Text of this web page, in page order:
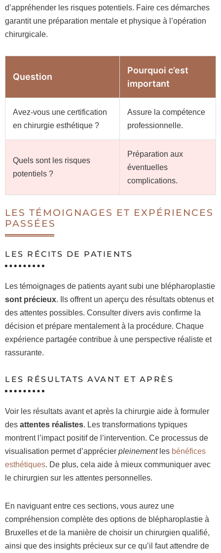
d’appréhender les risques potentiels. Faire ces démarches
garantit une préparation mentale et physique à l’opération
chirurgicale.
Question
Pourquoi c’est
important
Avez-vous une certification
en chirurgie esthétique ?
Assure la compétence
professionnelle.
Quels sont les risques
potentiels ?
Préparation aux
éventuelles
complications.
LES TÉMOIGNAGES ET EXPÉRIENCES
PASSÉES
LES RÉCITS DE PATIENTS
Les témoignages de patients ayant subi une blépharoplastie
sont précieux. Ils offrent un aperçu des résultats obtenus et
des attentes possibles. Consulter divers avis confirme la
décision et prépare mentalement à la procédure. Chaque
expérience partagée contribue à une perspective réaliste et
rassurante.
LES RÉSULTATS AVANT ET APRÈS
Voir les résultats avant et après la chirurgie aide à formuler
des attentes réalistes. Les transformations typiques
montrent l’impact positif de l’intervention. Ce processus de
visualisation permet d’apprécier pleinementles bénéfices
esthétiques. De plus, cela aide à mieux communiquer avec
le chirurgien sur les attentes personnelles.
En naviguant entre ces sections, vous aurez une
compréhension complète des options de blépharoplastie à
Bruxelles et de la manière de choisir un chirurgien qualifié,
ainsi que des insights précieux sur ce qu’il faut attendre de